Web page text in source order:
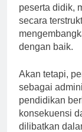
peserta didik,
secara
dengan baik.
Akan tetapi,
sebagai
pendidikan
konsekuensi
dilibatkan